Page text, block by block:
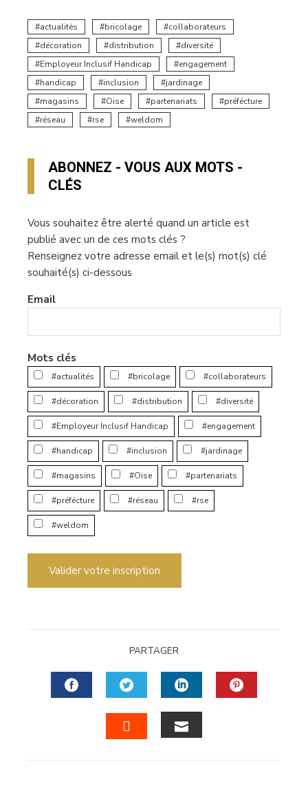
actualités bricolage
collaborateurs
décoration
distribution
diversité
Employeur Inclusif Handicap
engagement
handicap
inclusion
jardinage
magasins
Oise partenariats
préfécture
réseau
rse weldom
ABONNEZ - VOUS AUX MOTS -
CLÉS
Vous souhaitez être alerté quand un article est
publié avec un de ces mots clés ?
Renseignez votre adresse email et le(s) mot(s) clé
souhaité(s) ci-dessous
Email
Mots clés
#actualités #bricolage #collaborateurs
#décoration #distribution #diversité
#Employeur Inclusif Handicap #engagement
#handicap #inclusion #jardinage
#magasins #Oise #partenariats
#préfécture #réseau #rse
#weldom
Valider votre inscription
PARTAGER
FACEBOOKTWITTERLINKEDIN